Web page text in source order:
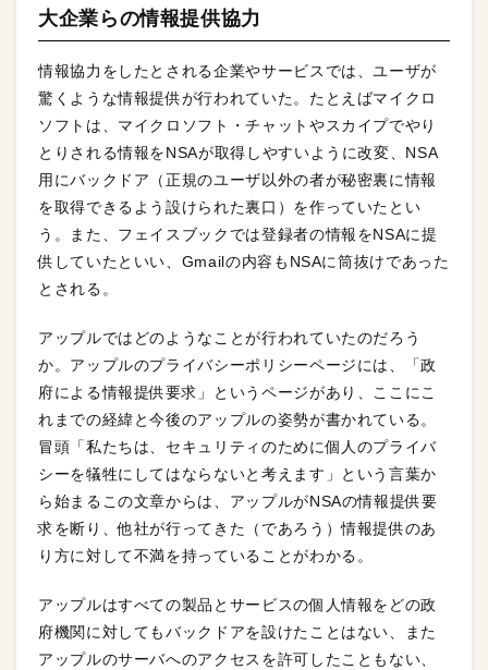
大企業らの情報提供協力
情報協力をしたとされる企業やサービスでは、ユーザが
驚くような情報提供が行われていた。たとえばマイクロ
ソフトは、マイクロソフト・チャットやスカイプでやり
とりされる情報をNSAが取得しやすいように改変、NSA
用にバックドア（正規のユーザ以外の者が秘密裏に情報
を取得できるよう設けられた裏口）を作っていたとい
う。また、フェイスブックでは登録者の情報をNSAに提
供していたといい、Gmailの内容もNSAに筒抜けであった
とされる。
アップルではどのようなことが行われていたのだろう
か。アップルのプライバシーポリシーページには、「政
府による情報提供要求」というページがあり、ここにこ
れまでの経緯と今後のアップルの姿勢が書かれている。
冒頭「私たちは、セキュリティのために個人のプライバ
シーを犠牲にしてはならないと考えます」という言葉か
ら始まるこの文章からは、アップルがNSAの情報提供要
求を断り、他社が行ってきた（であろう）情報提供のあ
り方に対して不満を持っていることがわかる。
アップルはすべての製品とサービスの個人情報をどの政
府機関に対してもバックドアを設けたことはない、また
アップルのサーバへのアクセスを許可したこともない、